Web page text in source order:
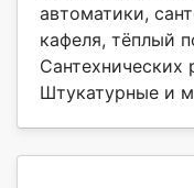
автоматики,
кафеля, тёплый
Штукатурные и